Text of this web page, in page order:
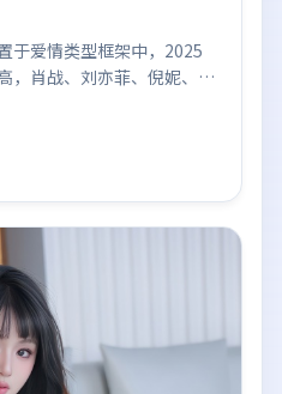
于爱情类型框架中，2025
，肖战、刘亦菲、倪妮、迪
；整体气质偏美国都市与冷